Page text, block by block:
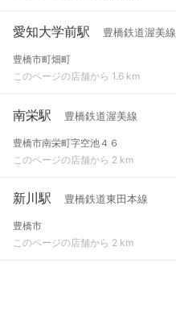
愛知大学前駅 豊橋鉄道渥美線
豊橋市町畑町
このページの店舗から 1.6 km
南栄駅 豊橋鉄道渥美線
豊橋市南栄町字空池４６
このページの店舗から 2 km
新川駅 豊橋鉄道東田本線
豊橋市
このページの店舗から 2 km